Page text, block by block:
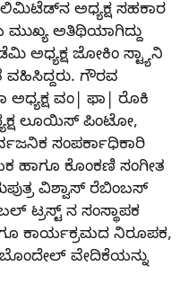
ಅಧ್ಯಕ್ಷ ಸಹಕಾರ
ಅತಿಥಿಯಾಗಿದ್ದು
ಅಧ್ಯಕ್ಷ ಜೋಕಿಂ ಸ್ಟ್ಯಾನಿ
ವಹಿಸಿದ್ದರು. ಗೌರವ
ಅಧ್ಯಕ್ಷ ವಂ| ಫಾ| ರೊಕಿ
ಲೂಯಿಸ್ ಪಿಂಟೋ,
ಸಂಪರ್ಕಾಧಿಕಾರಿ
ಹಾಗೂ ಕೊಂಕಣಿ ಸಂಗೀತ
ವಿಶ್ವಾಸ್ ರೆಬಿಂಬಸ್
ಟ್ರಸ್ಟ್ ನ ಸಂಸ್ಥಾಪಕ
ಕಾರ್ಯಕ್ರಮದ ನಿರೂಪಕ,
ವೇದಿಕೆಯನ್ನು